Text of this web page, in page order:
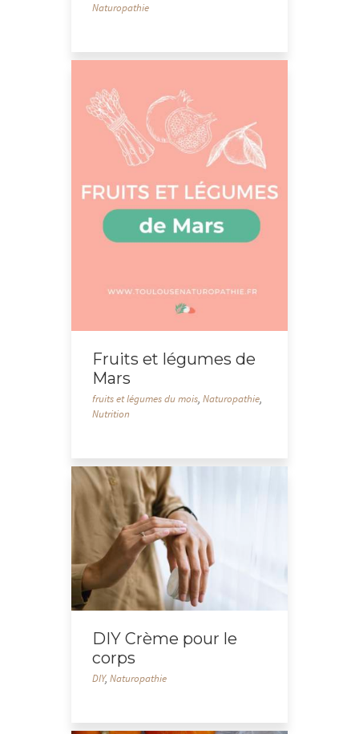
Naturopathie
Fruits et légumes de
Mars
fruits et légumes du mois,Naturopathie,
Nutrition
DIY Crème pour le
corps
DIY,Naturopathie